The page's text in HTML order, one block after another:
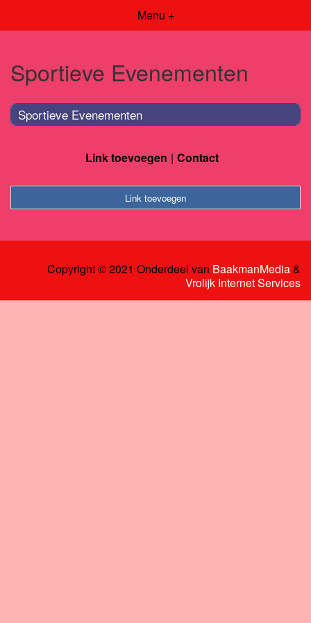
Menu +
Sportieve Evenementen
Sportieve Evenementen
Link toevoegen Contact
Link toevoegen
Copyright © 2021 Onderdeel van BaakmanMedia&
Vrolijk Internet Services